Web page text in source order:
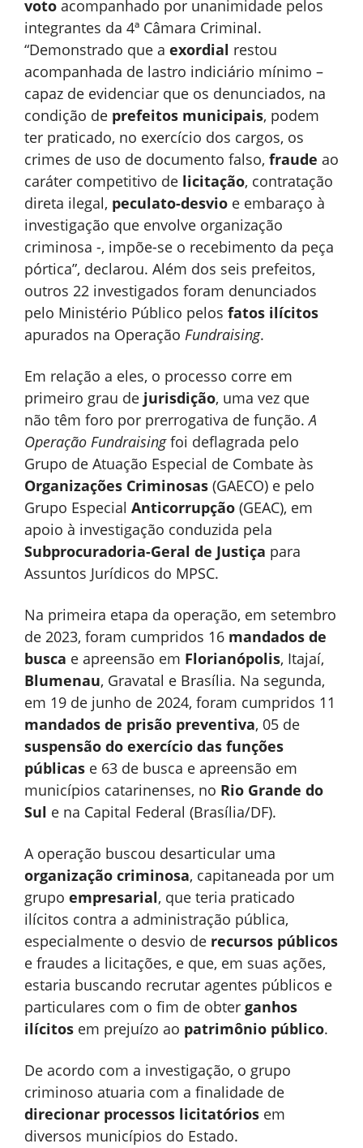
voto acompanhado por unanimidade pelos
integrantes da 4ª Câmara Criminal.
“Demonstrado que a exordial restou
acompanhada de lastro indiciário mínimo –
capaz de evidenciar que os denunciados, na
condição de prefeitos municipais, podem
ter praticado, no exercício dos cargos, os
crimes de uso de documento falso, fraude ao
caráter competitivo de licitação, contratação
direta ilegal, peculato-desvio e embaraço à
investigação que envolve organização
criminosa -, impõe-se o recebimento da peça
pórtica”, declarou. Além dos seis prefeitos,
outros 22 investigados foram denunciados
pelo Ministério Público pelos fatos ilícitos
apurados na Operação Fundraising.
Em relação a eles, o processo corre em
primeiro grau de jurisdição, uma vez que
não têm foro por prerrogativa de função.A
Operação Fundraisingfoi deflagrada pelo
Grupo de Atuação Especial de Combate às
Organizações Criminosas (GAECO) e pelo
Grupo Especial Anticorrupção (GEAC), em
apoio à investigação conduzida pela
Subprocuradoria-Geral de Justiça para
Assuntos Jurídicos do MPSC.
Na primeira etapa da operação, em setembro
de 2023, foram cumpridos 16 mandados de
busca e apreensão em Florianópolis, Itajaí,
Blumenau, Gravatal e Brasília. Na segunda,
em 19 de junho de 2024, foram cumpridos 11
mandados de prisão preventiva, 05 de
suspensão do exercício das funções
públicas e 63 de busca e apreensão em
municípios catarinenses, no Rio Grande do
Sul e na Capital Federal (Brasília/DF).
A operação buscou desarticular uma
organização criminosa, capitaneada por um
grupo empresarial, que teria praticado
ilícitos contra a administração pública,
especialmente o desvio de recursos públicos
e fraudes a licitações, e que, em suas ações,
estaria buscando recrutar agentes públicos e
particulares com o fim de obter ganhos
ilícitos em prejuízo ao patrimônio público.
De acordo com a investigação, o grupo
criminoso atuaria com a finalidade de
direcionar processos licitatórios em
diversos municípios do Estado.